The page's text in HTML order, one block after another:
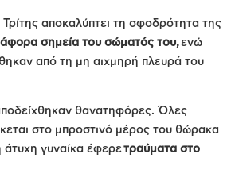
αποκαλύπτει τη σφοδρότητα της
σημεία του σώματός του,ενώ
από τη μη αιχμηρή πλευρά του
θανατηφόρες. Όλες
στο μπροστινό μέρος του θώρακα
άτυχη γυναίκα έφερετραύματα στο